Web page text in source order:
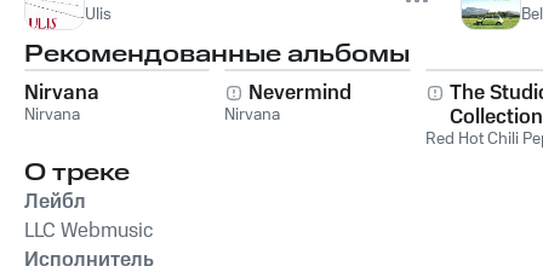
Ulis
Рекомендованные альбомы
Nirvana
Nirvana
Nevermind
Nirvana
The
Collection
Red Hot Chili
О треке
Лейбл
LLC Webmusic
Исполнитель